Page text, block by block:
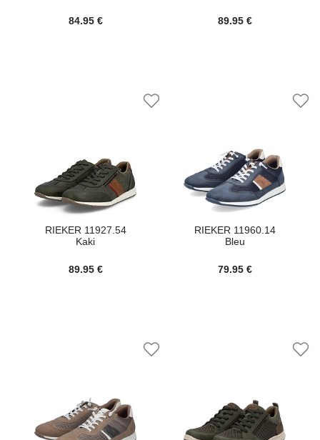
84.95 € 89.95 €
RIEKER 11927.54
Kaki
89.95 €
RIEKER 11960.14
Bleu
79.95 €